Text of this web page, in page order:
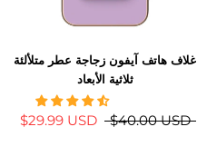
غلاف هاتف آيفون زجاجة عطر متلألئة
ثلاثية الأبعاد
$29.99 USD $40.00 USD